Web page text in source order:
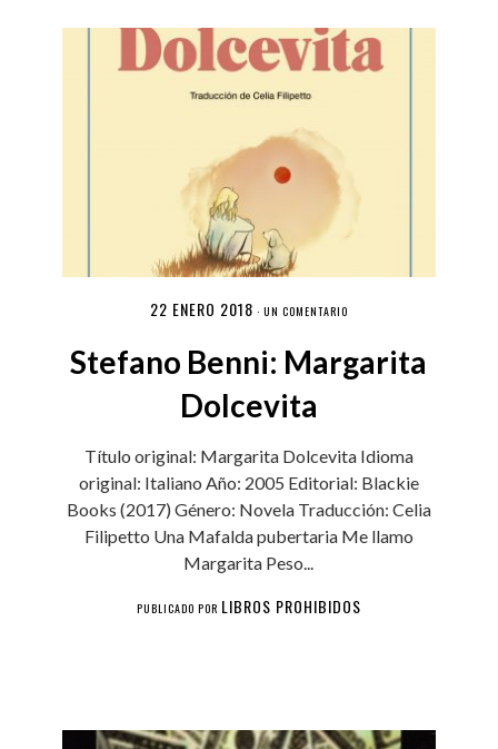
22 ENERO 2018 · UN COMENTARIO
Stefano Benni: Margarita
Dolcevita
Título original: Margarita Dolcevita Idioma
original: Italiano Año: 2005 Editorial: Blackie
Books (2017) Género: Novela Traducción: Celia
Filipetto Una Mafalda pubertaria Me llamo
Margarita Peso...
PUBLICADO POR LIBROS PROHIBIDOS